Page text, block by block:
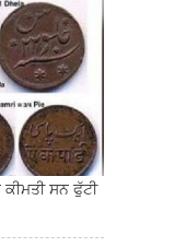
ਸਨ ਫੁੱਟੀ